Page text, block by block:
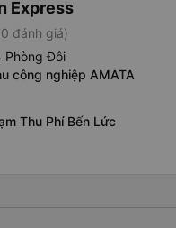
Express
đánh giá)
Phòng Đôi
công nghiệp AMATA
Thu Phí Bến Lức